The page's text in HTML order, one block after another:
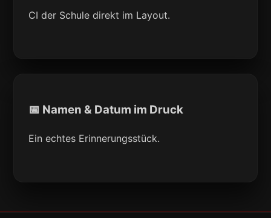
CI der Schule direkt im Layout.
📅 Namen & Datum im Druck
Ein echtes Erinnerungsstück.